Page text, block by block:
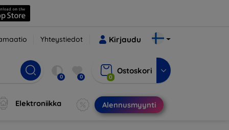
Yhteystiedot Kirjaudu
0 0 0
Ostoskori
Elektroniikka Alennusmyynti